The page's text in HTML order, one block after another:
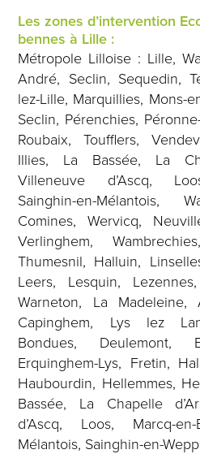
Les zones d’intervention
bennes à Lille :
Métropole Lilloise : Lille,
André, Seclin, Sequedin,
lez-Lille, Marquillies, Mons-
Seclin, Pérenchies,
Roubaix, Toufflers,
Illies, La Bassée, La
Villeneuve d’Ascq,
Sainghin-en-Mélantois,
Comines, Wervicq,
Verlinghem,
Thumesnil, Halluin,
Leers, Lesquin,
Warneton, La Madeleine,
Capinghem, Lys lez
Bondues, Deulemont,
Erquinghem-Lys, Fretin,
Haubourdin, Hellemmes,
Bassée, La Chapelle
d’Ascq, Loos, Marcq-
Mélantois, Sainghin-en-